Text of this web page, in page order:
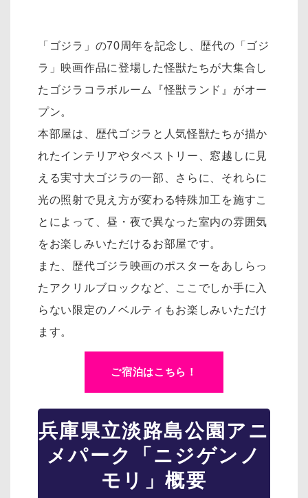
「ゴジラ」の70周年を記念し、歴代の「ゴジ
ラ」映画作品に登場した怪獣たちが大集合し
たゴジラコラボルーム『怪獣ランド』がオー
プン。
本部屋は、歴代ゴジラと人気怪獣たちが描か
れたインテリアやタペストリー、窓越しに見
える実寸大ゴジラの一部、さらに、それらに
光の照射で見え方が変わる特殊加工を施すこ
とによって、昼・夜で異なった室内の雰囲気
をお楽しみいただけるお部屋です。
また、歴代ゴジラ映画のポスターをあしらっ
たアクリルブロックなど、ここでしか手に入
らない限定のノベルティもお楽しみいただけ
ます。
ご宿泊はこちら！
兵庫県立淡路島公園アニ
メパーク「ニジゲンノ
モリ」概要